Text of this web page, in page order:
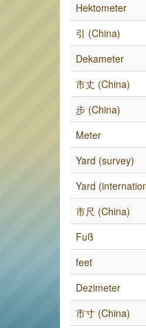
Hektometer
引 (China)
Dekameter
市丈 (China)
步 (China)
Meter
Yard (survey)
Yard
市尺 (China)
Fuß
feet
Dezimeter
市寸 (China)